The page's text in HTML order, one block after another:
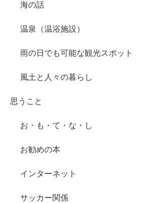
海の話
温泉（温浴施設）
雨の日でも可能な観光スポット
風土と人々の暮らし
思うこと
お・も・て・な・し
お勧めの本
インターネット
サッカー関係